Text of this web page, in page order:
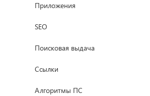
Приложения
SEO
Поисковая выдача
Ссылки
Алгоритмы ПС